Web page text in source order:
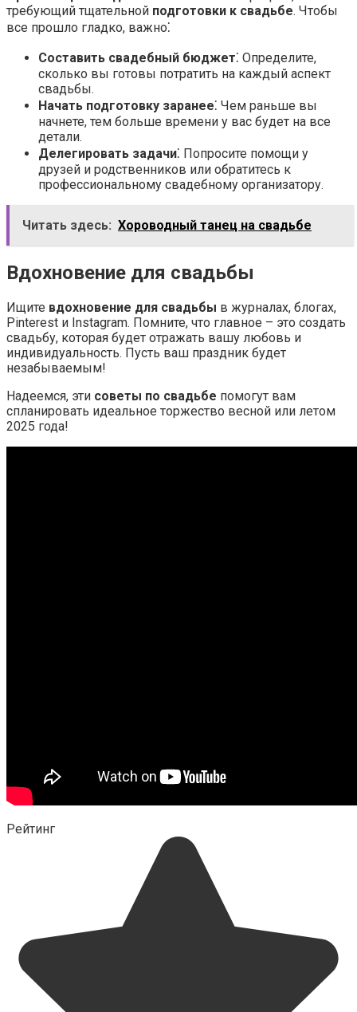
требующий тщательной подготовки к свадьбе. Чтобы
все прошло гладко, важно⁚
Составить свадебный бюджет⁚ Определите,
сколько вы готовы потратить на каждый аспект
свадьбы.
Начать подготовку заранее⁚ Чем раньше вы
начнете, тем больше времени у вас будет на все
детали.
Делегировать задачи⁚ Попросите помощи у
друзей и родственников или обратитесь к
профессиональному свадебному организатору.
Читать здесь: Хороводный танец на свадьбе
Вдохновение для свадьбы
Ищите вдохновение для свадьбы в журналах, блогах,
Pinterest и Instagram. Помните, что главное – это создать
свадьбу, которая будет отражать вашу любовь и
индивидуальность. Пусть ваш праздник будет
незабываемым!
Надеемся, эти советы по свадьбе помогут вам
спланировать идеальное торжество весной или летом
2025 года!
Рейтинг